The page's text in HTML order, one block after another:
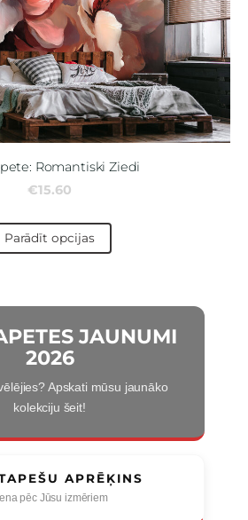
JAUNUMI
2026
Apskati mūsu jaunāko
kolekciju šeit!
APRĒĶINS
pēc Jūsu izmēriem
Romantiski Ziedi
€15.60
Parādīt opcijas